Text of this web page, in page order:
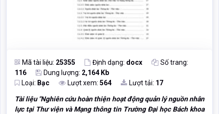
Mã tài liệu: 25355 Định dạng: docx
Số trang:
116
Dung lượng: 2,164 Kb
Loại: Bạc Lượt xem: 564 Lượt tải: 17
Tài liệu "Nghiên cứu hoàn thiện hoạt động quản lý nguồn nhân
lực tại Thư viện và Mạng thông tin Trường Đại học Bách khoa